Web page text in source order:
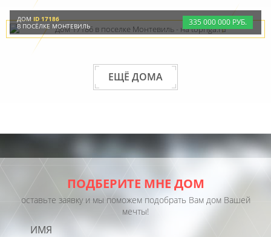
335000000 РУБ.
ДОМID 17186
В ПОСЁЛКЕ МОНТЕВИЛЬ
ЕЩЁ ДОМА
ПОДБЕРИТЕ МНЕ ДОМ
оставьте заявку и мы поможем подобрать Вам дом Вашей
мечты!
ИМЯ